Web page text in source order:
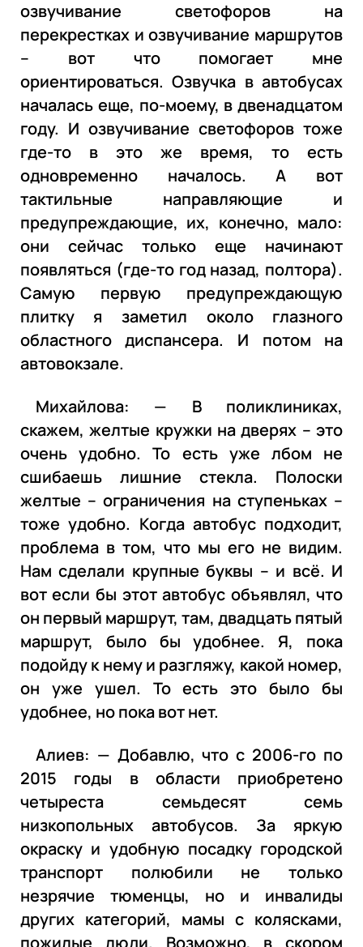
озвучивание светофоров на
перекрестках и озвучивание маршрутов
– вот что помогает мне
ориентироваться. Озвучка в автобусах
началась еще, по-моему, в двенадцатом
году. И озвучивание светофоров тоже
где-то в это же время, то есть
одновременно началось. А вот
тактильные направляющие и
предупреждающие, их, конечно, мало:
они сейчас только еще начинают
появляться (где-то год назад, полтора).
Самую первую предупреждающую
плитку я заметил около глазного
областного диспансера. И потом на
автовокзале.
Михайлова: — В поликлиниках,
скажем, желтые кружки на дверях – это
очень удобно. То есть уже лбом не
сшибаешь лишние стекла. Полоски
желтые – ограничения на ступеньках –
тоже удобно. Когда автобус подходит,
проблема в том, что мы его не видим.
Нам сделали крупные буквы – и всё. И
вот если бы этот автобус объявлял, что
он первый маршрут, там, двадцать пятый
маршрут, было бы удобнее. Я, пока
подойду к нему и разгляжу, какой номер,
он уже ушел. То есть это было бы
удобнее, но пока вот нет.
Алиев: — Добавлю, что с 2006-го по
2015 годы в области приобретено
четыреста семьдесят семь
низкопольных автобусов. За яркую
окраску и удобную посадку городской
транспорт полюбили не только
незрячие тюменцы, но и инвалиды
других категорий, мамы с колясками,
пожилые люди. Возможно, в скором